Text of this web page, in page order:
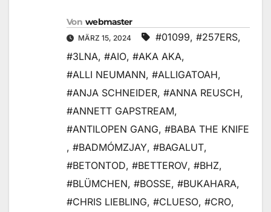
Von webmaster
MÄRZ 15, 2024 #01099, #257ERS,
#3LNA, #AIO, #AKA AKA,
#ALLI NEUMANN, #ALLIGATOAH,
#ANJA SCHNEIDER, #ANNA REUSCH,
#ANNETT GAPSTREAM,
#ANTILOPEN GANG, #BABA THE KNIFE
, #BADMÓMZJAY, #BAGALUT,
#BETONTOD, #BETTEROV, #BHZ,
#BLÜMCHEN, #BOSSE, #BUKAHARA,
#CHRIS LIEBLING, #CLUESO, #CRO,